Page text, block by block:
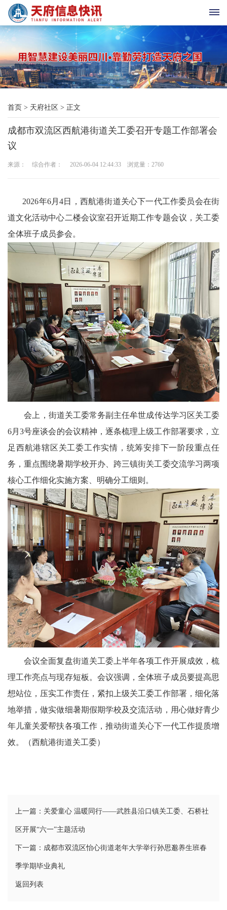
首
页
天
府
老
府
科
技
天
府
三
农
府
信
府
教
育
天
龄
讯
工
委
消
息
法
制
天
首页 > 天府社区 > 正文
成都市双流区西航港街道关工委召开专题工作部署会
议
来源： 综合作者： 2026-06-04 12:44:33 浏览量： 2760
2026年6月4日，西航港街道关心下一代工作委员会在街
道文化活动中心二楼会议室召开近期工作专题会议，关工委
全体班子成员参会。
会上，街道关工委常务副主任牟世成传达学习区关工委
6月3号座谈会的会议精神，逐条梳理上级工作部署要求，立
足西航港辖区关工委工作实情，统筹安排下一阶段重点任
务，重点围绕暑期学校开办、跨三镇街关工委交流学习两项
核心工作细化实施方案、明确分工细则。
会议全面复盘街道关工委上半年各项工作开展成效，梳
理工作亮点与现存短板。会议强调，全体班子成员要提高思
想站位，压实工作责任，紧扣上级关工委工作部署，细化落
地举措，做实做细暑期假期学校及交流活动，用心做好青少
年儿童关爱帮扶各项工作，推动街道关心下一代工作提质增
效。（西航港街道关工委）
上一篇：关爱童心 温暖同行——武胜县沿口镇关工委、石桥社
区开展“六一”主题活动
下一篇：成都市双流区怡心街道老年大学举行孙思邈养生班春
季学期毕业典礼
返回列表